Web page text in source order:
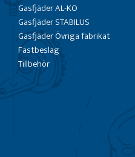
Gasfjäder AL-KO
Gasfjäder STABILUS
Gasfjäder Övriga fabrikat
Fästbeslag
Tillbehör